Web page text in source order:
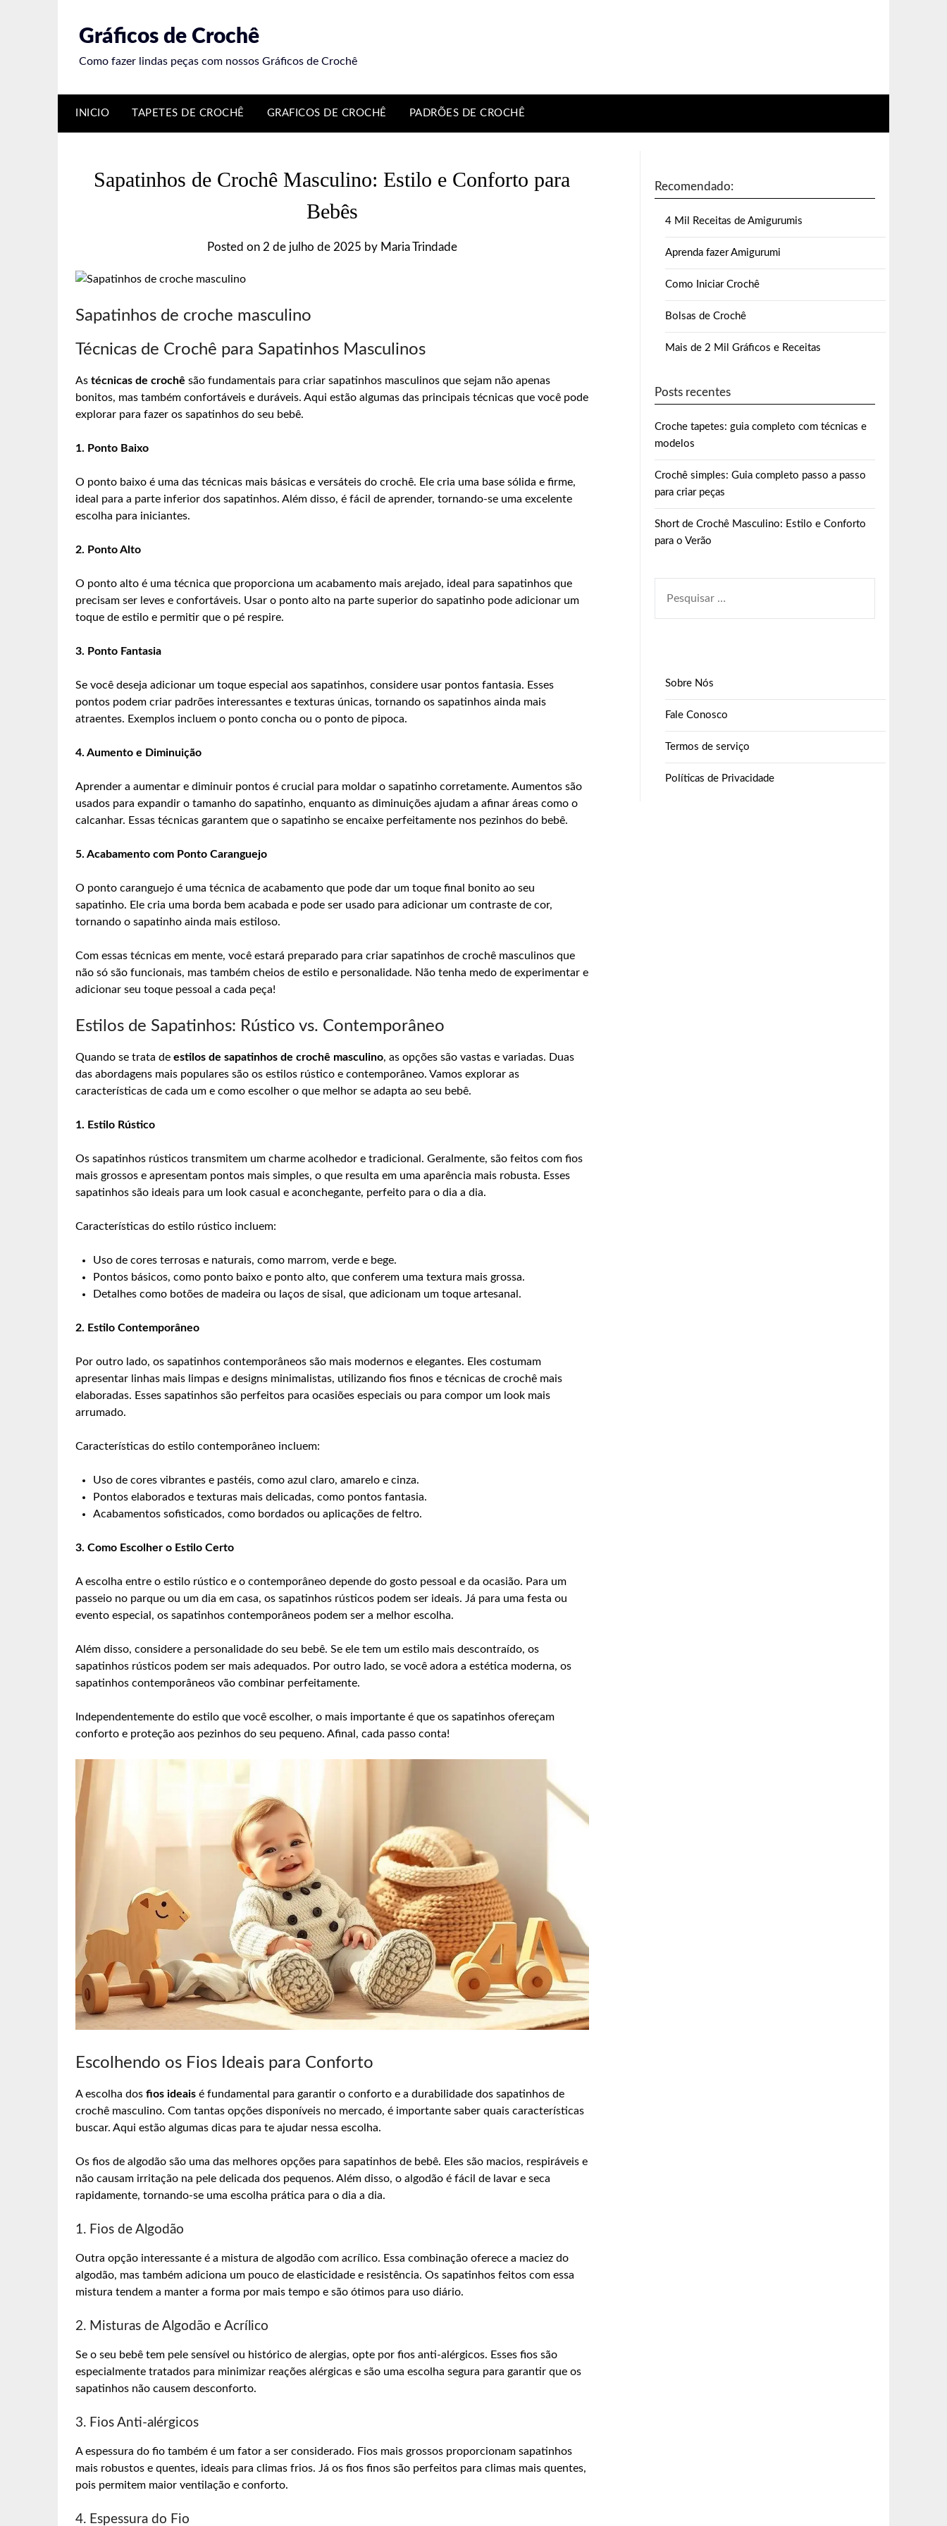
Gráficos de Crochê
Como fazer lindas peças com nossos Gráficos de Crochê
INICIO TAPETES DE CROCHÊ GRAFICOS DE CROCHÊ PADRÕES DE CROCHÊ
Sapatinhos de Crochê Masculino: Estilo e Conforto para
Bebês
Posted on 2 de julho de 2025 by Maria Trindade
Sapatinhos de croche masculino
Técnicas de Crochê para Sapatinhos Masculinos
As técnicas de crochê são fundamentais para criar sapatinhos masculinos que sejam não apenas
bonitos, mas também confortáveis e duráveis. Aqui estão algumas das principais técnicas que você pode
explorar para fazer os sapatinhos do seu bebê.
1. Ponto Baixo
O ponto baixo é uma das técnicas mais básicas e versáteis do crochê. Ele cria uma base sólida e firme,
ideal para a parte inferior dos sapatinhos. Além disso, é fácil de aprender, tornando-se uma excelente
escolha para iniciantes.
2. Ponto Alto
O ponto alto é uma técnica que proporciona um acabamento mais arejado, ideal para sapatinhos que
precisam ser leves e confortáveis. Usar o ponto alto na parte superior do sapatinho pode adicionar um
toque de estilo e permitir que o pé respire.
3. Ponto Fantasia
Se você deseja adicionar um toque especial aos sapatinhos, considere usar pontos fantasia. Esses
pontos podem criar padrões interessantes e texturas únicas, tornando os sapatinhos ainda mais
atraentes. Exemplos incluem o ponto concha ou o ponto de pipoca.
4. Aumento e Diminuição
Aprender a aumentar e diminuir pontos é crucial para moldar o sapatinho corretamente. Aumentos são
usados para expandir o tamanho do sapatinho, enquanto as diminuições ajudam a afinar áreas como o
calcanhar. Essas técnicas garantem que o sapatinho se encaixe perfeitamente nos pezinhos do bebê.
5. Acabamento com Ponto Caranguejo
O ponto caranguejo é uma técnica de acabamento que pode dar um toque final bonito ao seu
sapatinho. Ele cria uma borda bem acabada e pode ser usado para adicionar um contraste de cor,
tornando o sapatinho ainda mais estiloso.
Com essas técnicas em mente, você estará preparado para criar sapatinhos de crochê masculinos que
não só são funcionais, mas também cheios de estilo e personalidade. Não tenha medo de experimentar e
adicionar seu toque pessoal a cada peça!
Estilos de Sapatinhos: Rústico vs. Contemporâneo
Quando se trata de estilos de sapatinhos de crochê masculino, as opções são vastas e variadas. Duas
das abordagens mais populares são os estilos rústico e contemporâneo. Vamos explorar as
características de cada um e como escolher o que melhor se adapta ao seu bebê.
1. Estilo Rústico
Os sapatinhos rústicos transmitem um charme acolhedor e tradicional. Geralmente, são feitos com fios
mais grossos e apresentam pontos mais simples, o que resulta em uma aparência mais robusta. Esses
sapatinhos são ideais para um look casual e aconchegante, perfeito para o dia a dia.
Características do estilo rústico incluem:
Uso de cores terrosas e naturais, como marrom, verde e bege.
Pontos básicos, como ponto baixo e ponto alto, que conferem uma textura mais grossa.
Detalhes como botões de madeira ou laços de sisal, que adicionam um toque artesanal.
2. Estilo Contemporâneo
Por outro lado, os sapatinhos contemporâneos são mais modernos e elegantes. Eles costumam
apresentar linhas mais limpas e designs minimalistas, utilizando fios finos e técnicas de crochê mais
elaboradas. Esses sapatinhos são perfeitos para ocasiões especiais ou para compor um look mais
arrumado.
Características do estilo contemporâneo incluem:
Uso de cores vibrantes e pastéis, como azul claro, amarelo e cinza.
Pontos elaborados e texturas mais delicadas, como pontos fantasia.
Acabamentos sofisticados, como bordados ou aplicações de feltro.
3. Como Escolher o Estilo Certo
A escolha entre o estilo rústico e o contemporâneo depende do gosto pessoal e da ocasião. Para um
passeio no parque ou um dia em casa, os sapatinhos rústicos podem ser ideais. Já para uma festa ou
evento especial, os sapatinhos contemporâneos podem ser a melhor escolha.
Além disso, considere a personalidade do seu bebê. Se ele tem um estilo mais descontraído, os
sapatinhos rústicos podem ser mais adequados. Por outro lado, se você adora a estética moderna, os
sapatinhos contemporâneos vão combinar perfeitamente.
Independentemente do estilo que você escolher, o mais importante é que os sapatinhos ofereçam
conforto e proteção aos pezinhos do seu pequeno. Afinal, cada passo conta!
Escolhendo os Fios Ideais para Conforto
A escolha dos fios ideais é fundamental para garantir o conforto e a durabilidade dos sapatinhos de
crochê masculino. Com tantas opções disponíveis no mercado, é importante saber quais características
buscar. Aqui estão algumas dicas para te ajudar nessa escolha.
Os fios de algodão são uma das melhores opções para sapatinhos de bebê. Eles são macios, respiráveis e
não causam irritação na pele delicada dos pequenos. Além disso, o algodão é fácil de lavar e seca
rapidamente, tornando-se uma escolha prática para o dia a dia.
1. Fios de Algodão
Outra opção interessante é a mistura de algodão com acrílico. Essa combinação oferece a maciez do
algodão, mas também adiciona um pouco de elasticidade e resistência. Os sapatinhos feitos com essa
mistura tendem a manter a forma por mais tempo e são ótimos para uso diário.
2. Misturas de Algodão e Acrílico
Se o seu bebê tem pele sensível ou histórico de alergias, opte por fios anti-alérgicos. Esses fios são
especialmente tratados para minimizar reações alérgicas e são uma escolha segura para garantir que os
sapatinhos não causem desconforto.
3. Fios Anti-alérgicos
A espessura do fio também é um fator a ser considerado. Fios mais grossos proporcionam sapatinhos
mais robustos e quentes, ideais para climas frios. Já os fios finos são perfeitos para climas mais quentes,
pois permitem maior ventilação e conforto.
4. Espessura do Fio
Recomendado:
4 Mil Receitas de Amigurumis
Aprenda fazer Amigurumi
Como Iniciar Crochê
Bolsas de Crochê
Mais de 2 Mil Gráficos e Receitas
Posts recentes
Croche tapetes: guia completo com técnicas e
modelos
Crochê simples: Guia completo passo a passo
para criar peças
Short de Crochê Masculino: Estilo e Conforto
para o Verão
POR:
Sobre Nós
Fale Conosco
Termos de serviço
Políticas de Privacidade